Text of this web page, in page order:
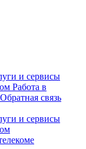
и сервисы
Работа в
Обратная связь
и сервисы